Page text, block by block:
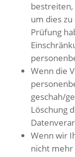
bestreiten,
um dies
Prüfung
Wenn die
geschah/
Löschung
Wenn wir
nicht mehr